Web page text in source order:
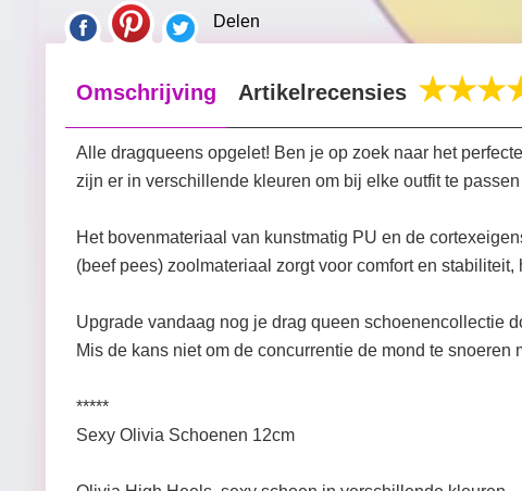
Delen
Omschrijving Artikelrecensies
Alle dragqueens opgelet! Ben je op zoek naar het
zijn er in verschillende kleuren om bij elke outfit te
Het bovenmateriaal van kunstmatig PU en de
(beef pees) zoolmateriaal zorgt voor comfort en stabiliteit,
Upgrade vandaag nog je drag queen schoenencollectie
Mis de kans niet om de concurrentie de mond te
*****
Sexy Olivia Schoenen 12cm